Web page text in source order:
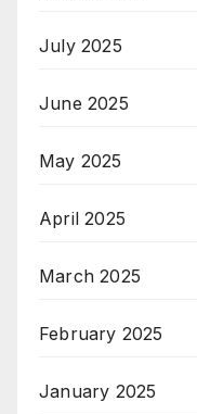
July 2025
June 2025
May 2025
April 2025
March 2025
February 2025
January 2025